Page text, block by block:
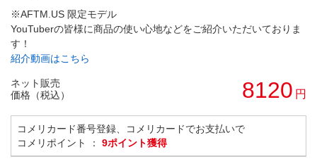
※AFTM.US 限定モデル
YouTuberの皆様に商品の使い心地などをご紹介いただいておりま
す！
紹介動画はこちら
ネット販売
価格（税込）
8120 円
コメリカード番号登録、コメリカードでお支払いで
コメリポイント ： 9ポイント獲得